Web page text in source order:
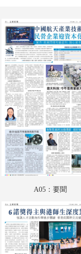
A05：要聞